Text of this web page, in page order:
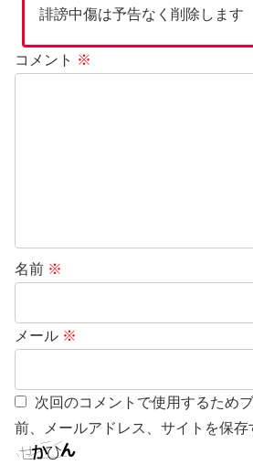
誹謗中傷は予告なく削除します
コメント ※
名前 ※
メール ※
次回のコメントで使用するため
前、メールアドレス、サイトを保存